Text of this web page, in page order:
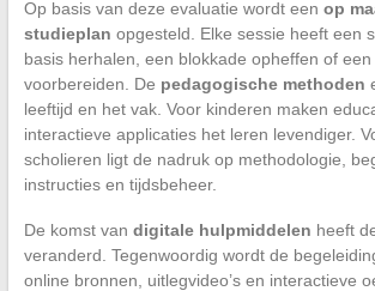
Op basis van deze evaluatie wordt een op
studieplan opgesteld. Elke sessie heeft een
basis herhalen, een blokkade opheffen of een
voorbereiden. De pedagogische methoden
leeftijd en het vak. Voor kinderen maken
interactieve applicaties het leren levendiger.
scholieren ligt de nadruk op methodologie,
instructies en tijdsbeheer.
De komst van digitale hulpmiddelen heeft
veranderd. Tegenwoordig wordt de
online bronnen, uitlegvideo’s en interactieve